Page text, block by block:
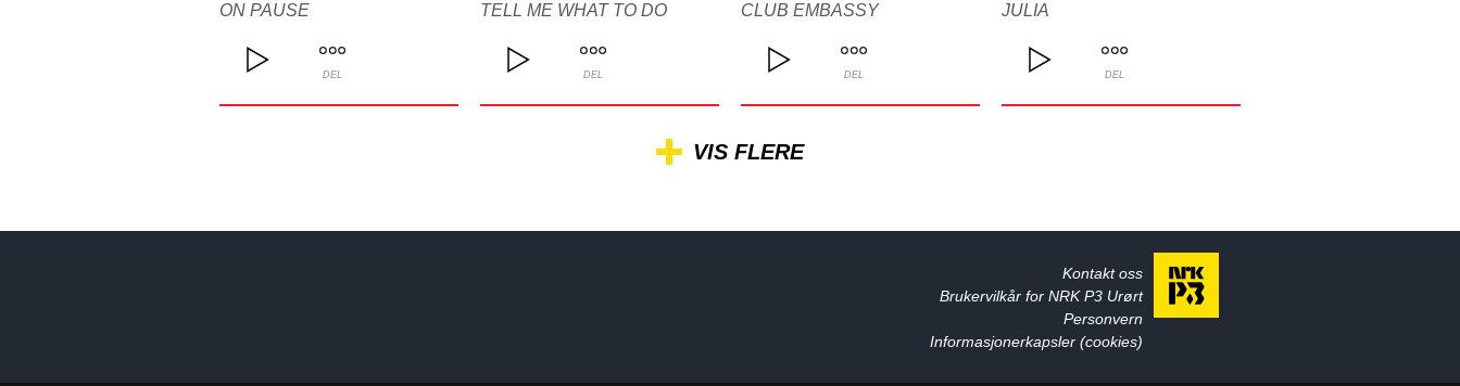
ON PAUSE
DEL
TELL ME WHAT TO DO
DEL
CLUB EMBASSY
DEL
JULIA
DEL
VIS FLERE
Kontakt oss
Brukervilkår for NRK P3 Urørt
Personvern
Informasjonerkapsler (cookies)